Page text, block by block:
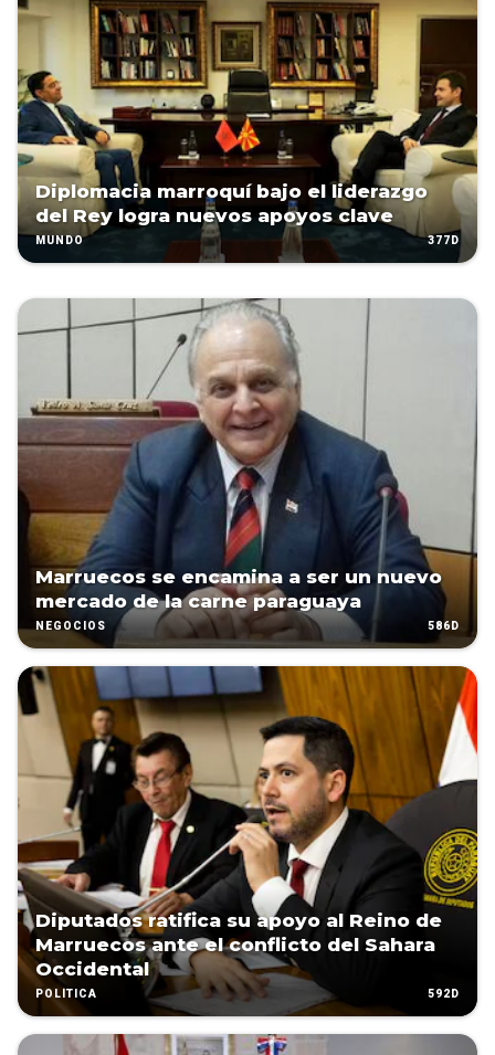
Diplomacia marroquí bajo el liderazgo
del Rey logra nuevos apoyos clave
MUNDO 377D
Marruecos se encamina a ser un nuevo
mercado de la carne paraguaya
NEGOCIOS 586D
Diputados ratifica su apoyo al Reino de
Marruecos ante el conflicto del Sahara
Occidental
POLÍTICA 592D